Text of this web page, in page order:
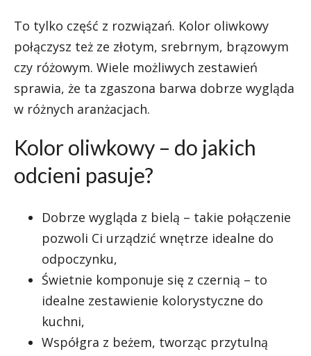
To tylko część z rozwiązań. Kolor oliwkowy
połączysz też ze złotym, srebrnym, brązowym
czy różowym. Wiele możliwych zestawień
sprawia, że ta zgaszona barwa dobrze wygląda
w różnych aranżacjach.
Kolor oliwkowy – do jakich
odcieni pasuje?
Dobrze wygląda z bielą – takie połączenie
pozwoli Ci urządzić wnętrze idealne do
odpoczynku,
Świetnie komponuje się z czernią – to
idealne zestawienie kolorystyczne do
kuchni,
Współgra z beżem, tworząc przytulną